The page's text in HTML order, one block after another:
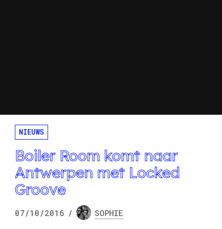
NIEUWS
Boiler Room komt naar
Antwerpen met Locked
Groove
07/10/2016 / SOPHIE